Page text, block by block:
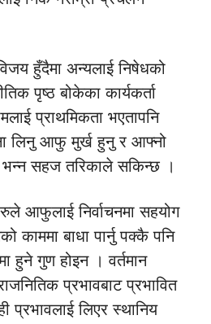
हुँदैमा अन्यलाई निषेधको
पृष्ठ बोकेका कार्यकर्ता
प्राथमिकता भएतापनि
लिनु आफु मुर्ख हुनु र आफ्नो
भन्न सहज तरिकाले सकिन्छ ।
आफुलाई निर्वाचनमा सहयोग
काममा बाधा पार्नु पक्कै पनि
हुने गुण होइन । वर्तमान
प्रभावबाट प्रभावित
प्रभावलाई लिएर स्थानिय